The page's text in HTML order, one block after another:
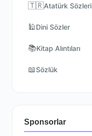
🇹🇷Atatürk Sözleri
🕌Dini Sözler
📚Kitap Alıntıları
📖Sözlük
Sponsorlar